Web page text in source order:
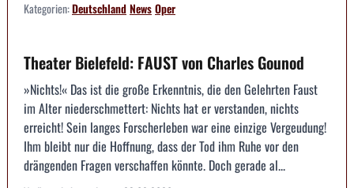
Kategorien:DeutschlandNewsOper
Theater Bielefeld: FAUST von Charles Gounod
»Nichts!« Das ist die große Erkenntnis, die den Gelehrten Faust
im Alter niederschmettert: Nichts hat er verstanden, nichts
erreicht! Sein langes Forscherleben war eine einzige Vergeudung!
Ihm bleibt nur die Hoffnung, dass der Tod ihm Ruhe vor den
drängenden Fragen verschaffen könnte. Doch gerade al...